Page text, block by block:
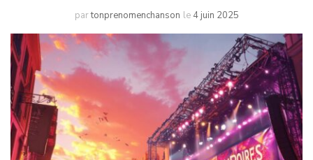
partonprenomenchanson le 4 juin 2025